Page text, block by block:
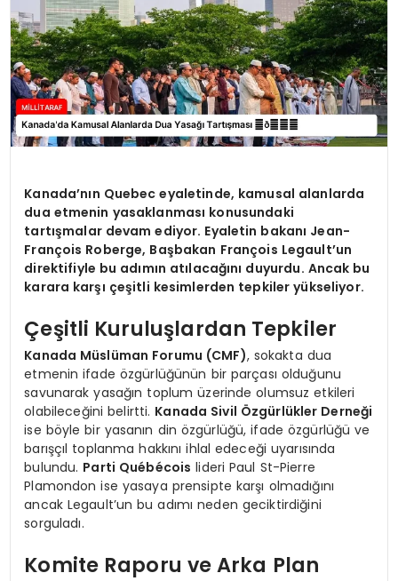
Kanada’nın Quebec eyaletinde, kamusal alanlarda
dua etmenin yasaklanması konusundaki
tartışmalar devam ediyor. Eyaletin bakanı Jean-
François Roberge, Başbakan François Legault’un
direktifiyle bu adımın atılacağını duyurdu. Ancak bu
karara karşı çeşitli kesimlerden tepkiler yükseliyor.
Çeşitli Kuruluşlardan Tepkiler
Kanada Müslüman Forumu (CMF), sokakta dua
etmenin ifade özgürlüğünün bir parçası olduğunu
savunarak yasağın toplum üzerinde olumsuz etkileri
olabileceğini belirtti. Kanada Sivil Özgürlükler Derneği
ise böyle bir yasanın din özgürlüğü, ifade özgürlüğü ve
barışçıl toplanma hakkını ihlal edeceği uyarısında
bulundu. Parti Québécois lideri Paul St-Pierre
Plamondon ise yasaya prensipte karşı olmadığını
ancak Legault’un bu adımı neden geciktirdiğini
sorguladı.
Komite Raporu ve Arka Plan